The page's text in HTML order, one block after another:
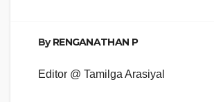
ByRENGANATHAN P
Editor @ Tamilga Arasiyal